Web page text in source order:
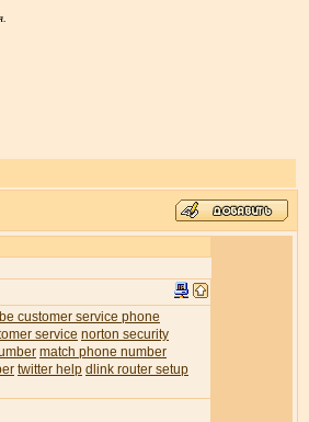
customer service phone
service norton security
match phone number
twitter help dlink router setup